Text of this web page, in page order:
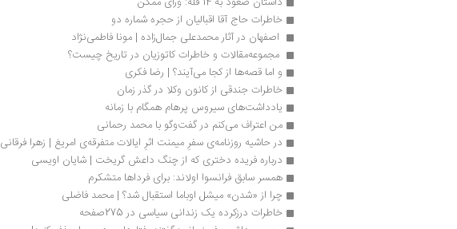
خاطرات حاج آقا اقبالیان از حجره شماره دو
اصفهان در آثار محمدعلی جمال‌زاده | مونا فاطمی‌نژاد
مجموعه‌مقالات و خاطرات کاتوزیان در تاریخ چیست؟
و اما قصه‌ها از کجا می‌آیند؟ | رضا فکری
خاطرات جندقی از کانون وکلا در گذر زمان
یادداشت‌های سیروس پرهام همگام با زمانه
من اعتراف می‌کنم در گفت‌وگو با محمد رحمانی
در حاشیه روزنامه‌ی سفرِ میمنت اثرِ ایالات متفرقه‌ی امریغ | زهرا فرقانی
درباره فریده دختری که از چنگ داعش گریخت | شایان اویسی
همسر سابق فرانسوا اولاند: برای فرداها متشکرم
چرا از «شدن» میشل اوباما استقبال شد؟ | محمد فاضلی
خاطرات درزکرده یک زندانی سیاسی در 275صفحه